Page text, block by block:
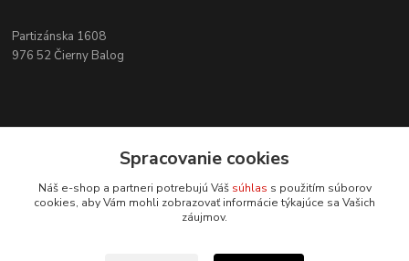
Partizánska 1608
976 52 Čierny Balog
+421 915 526 286
(Po-Pia, 8-17 hod.)
Spracovanie cookies
Náš e-shop a partneri potrebujú Váš súhlas s použitím súborov
cookies, aby Vám mohli zobrazovať informácie týkajúce sa Vašich
záujmov.